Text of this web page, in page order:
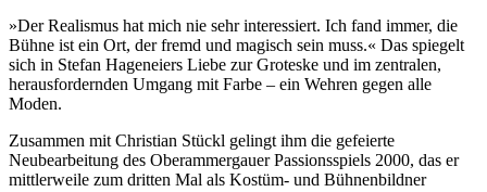
»Der Realismus hat mich nie sehr interessiert. Ich fand immer, die
Bühne ist ein Ort, der fremd und magisch sein muss.« Das spiegelt
sich in Stefan Hageneiers Liebe zur Groteske und im zentralen,
herausfordernden Umgang mit Farbe – ein Wehren gegen alle
Moden.
Zusammen mit Christian Stückl gelingt ihm die gefeierte
Neubearbeitung des Oberammergauer Passionsspiels 2000, das er
mittlerweile zum dritten Mal als Kostüm- und Bühnenbildner